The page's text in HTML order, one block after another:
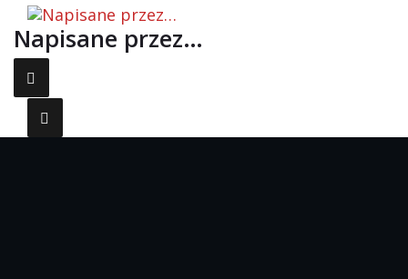
Skip to the content
Napisane przez…